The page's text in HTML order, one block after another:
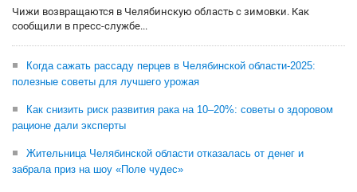
Чижи возвращаются в Челябинскую область с зимовки. Как
сообщили в пресс-службе...
Когда сажать рассаду перцев в Челябинской области-2025:
полезные советы для лучшего урожая
Как снизить риск развития рака на 10–20%: советы о здоровом
рационе дали эксперты
Жительница Челябинской области отказалась от денег и
забрала приз на шоу «Поле чудес»